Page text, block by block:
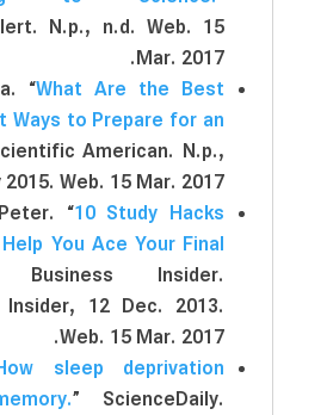
N.p., n.d. Web. 15
Mar. 2017.
“What Are the Best
Ways to Prepare for an
American. N.p.,
2015. Web. 15 Mar. 2017.
“10 Study Hacks
You Ace Your Final
Insider.
Insider, 12 Dec. 2013.
Web. 15 Mar. 2017.
sleep deprivation
” ScienceDaily.